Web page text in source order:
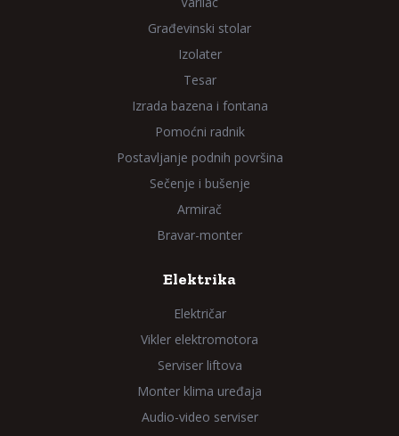
Građevinski stolar
Izolater
Tesar
Izrada bazena i fontana
Pomoćni radnik
Postavljanje podnih površina
Sečenje i bušenje
Armirač
Bravar-monter
Elektrika
Električar
Vikler elektromotora
Serviser liftova
Monter klima uređaja
Audio-video serviser